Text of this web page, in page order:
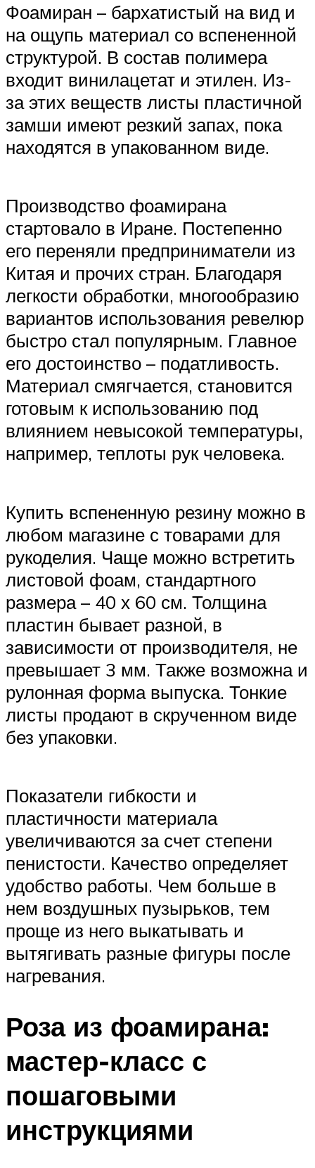
Фоамиран – бархатистый на вид и
на ощупь материал со вспененной
структурой. В состав полимера
входит винилацетат и этилен. Из-
за этих веществ листы пластичной
замши имеют резкий запах, пока
находятся в упакованном виде.
Производство фоамирана
стартовало в Иране. Постепенно
его переняли предприниматели из
Китая и прочих стран. Благодаря
легкости обработки, многообразию
вариантов использования ревелюр
быстро стал популярным. Главное
его достоинство – податливость.
Материал смягчается, становится
готовым к использованию под
влиянием невысокой температуры,
например, теплоты рук человека.
Купить вспененную резину можно в
любом магазине с товарами для
рукоделия. Чаще можно встретить
листовой фоам, стандартного
размера – 40 х 60 см. Толщина
пластин бывает разной, в
зависимости от производителя, не
превышает 3 мм. Также возможна и
рулонная форма выпуска. Тонкие
листы продают в скрученном виде
без упаковки.
Показатели гибкости и
пластичности материала
увеличиваются за счет степени
пенистости. Качество определяет
удобство работы. Чем больше в
нем воздушных пузырьков, тем
проще из него выкатывать и
вытягивать разные фигуры после
нагревания.
Роза из фоамирана:
мастер-класс с
пошаговыми
инструкциями